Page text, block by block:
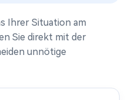
Ihrer Situation am
Sie direkt mit der
unnötige